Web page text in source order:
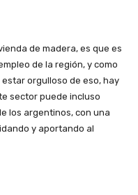
de madera, es que es
de la región, y como
orgulloso de eso, hay
sector puede incluso
los argentinos, con una
y aportando al